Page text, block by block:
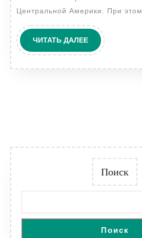
Центральной Америки. При этом
ЧИТАТЬ ДАЛЕЕЧИТАТЬ
ДАЛЕЕ
Поиск
Поиск